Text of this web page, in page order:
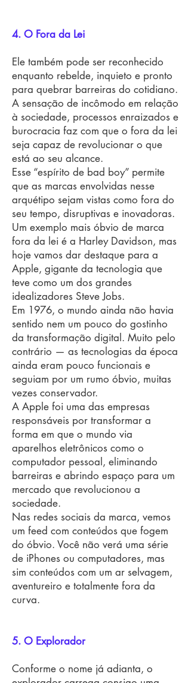
4. O Fora da Lei
Ele também pode ser reconhecido
enquanto rebelde, inquieto e pronto
para quebrar barreiras do cotidiano.
A sensação de incômodo em relação
à sociedade, processos enraizados e
burocracia faz com que o fora da lei
seja capaz de revolucionar o que
está ao seu alcance.
Esse “espírito de bad boy” permite
que as marcas envolvidas nesse
arquétipo sejam vistas como fora do
seu tempo, disruptivas e inovadoras.
Um exemplo mais óbvio de marca
fora da lei é a Harley Davidson, mas
hoje vamos dar destaque para a
Apple, gigante da tecnologia que
teve como um dos grandes
idealizadores Steve Jobs.
Em 1976, o mundo ainda não havia
sentido nem um pouco do gostinho
da transformação digital. Muito pelo
contrário — as tecnologias da época
ainda eram pouco funcionais e
seguiam por um rumo óbvio, muitas
vezes conservador.
A Apple foi uma das empresas
responsáveis por transformar a
forma em que o mundo via
aparelhos eletrônicos como o
computador pessoal, eliminando
barreiras e abrindo espaço para um
mercado que revolucionou a
sociedade.
Nas redes sociais da marca, vemos
um feed com conteúdos que fogem
do óbvio. Você não verá uma série
de iPhones ou computadores, mas
sim conteúdos com um ar selvagem,
aventureiro e totalmente fora da
curva.
5. O Explorador
Conforme o nome já adianta, o